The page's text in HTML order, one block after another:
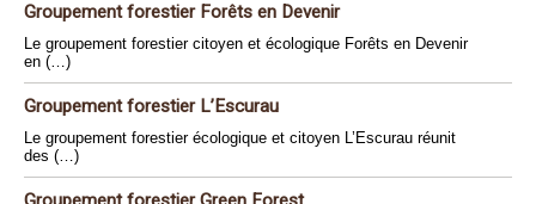
Groupement forestier Forêts en Devenir
Le groupement forestier citoyen et écologique Forêts en Devenir
en (…)
Groupement forestier L’Escurau
Le groupement forestier écologique et citoyen L’Escurau réunit
des (…)